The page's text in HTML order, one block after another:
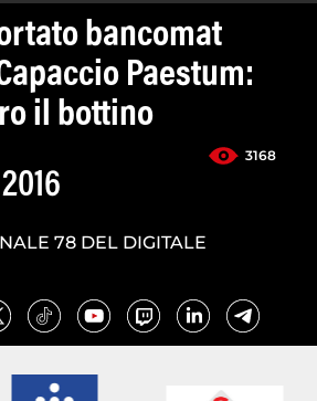
bancomat
Paestum:
il bottino
3168
78 DEL DIGITALE